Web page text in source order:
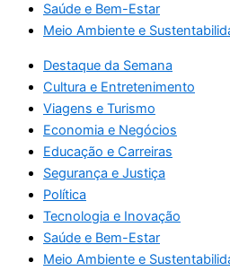
Saúde e Bem-Estar
Meio Ambiente e
Destaque da Semana
Cultura e Entretenimento
Viagens e Turismo
Economia e Negócios
Educação e Carreiras
Segurança e Justiça
Política
Tecnologia e Inovação
Saúde e Bem-Estar
Meio Ambiente e